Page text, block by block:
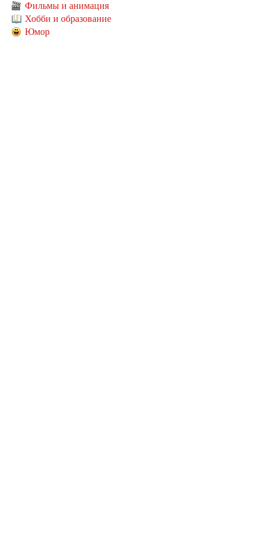
Фильмы и анимация
Хобби и образование
Юмор